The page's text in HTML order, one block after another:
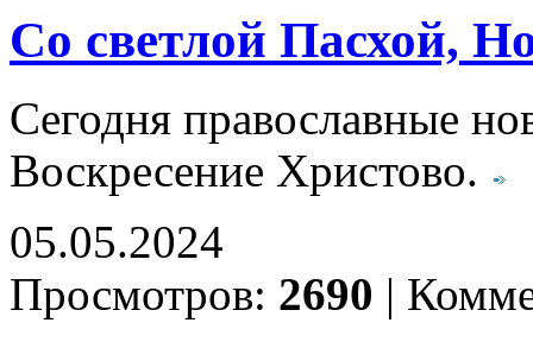
Со светлой Пасхой,
Сегодня православные
Воскресение Христово.
05.05.2024
Просмотров: 2690 |